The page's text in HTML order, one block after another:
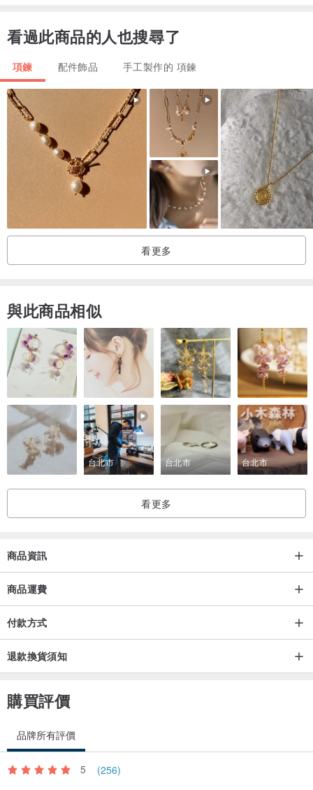
產品售出後不可退貨或換貨。如果您有任何疑問，請務必給我留言。
產品在多個網站上銷售。下訂單前，請務必聯絡我們確認庫存狀況。
所有產品均為正品、正品。
尺寸可能有輕微誤差。
實際顏色可能因拍攝環境而異。
如果您對產品或其他詳細照片有任何疑問，請聯絡[VintageShop
alone]。
7 天的評估期不適用。不幸的是，產品無法退貨。請謹慎選擇。
--------------------------------------------------
看過此商品的人也搜尋了
項鍊 配件飾品 手工製作的 項鍊
看更多
與此商品相似
台北市 台北市 台北市
看更多
商品資訊
商品運費
付款方式
退款換貨須知
購買評價
品牌所有評價
5 (256)